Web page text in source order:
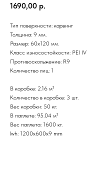
1690,00 р.
Тип поверхности: карвинг
Толщина: 9 мм.
Размер: 60х120 мм.
Класс износостойкости: PEI IV
Противоскольжение: R9
Количество лиц: 1
В коробке: 2.16 м²
Количество в коробке: 3 шт.
Вес коробки: 50 кг.
В паллете: 95.04 м²
Вес паллета: 1600 кг.
lwh: 1200x600x9 mm